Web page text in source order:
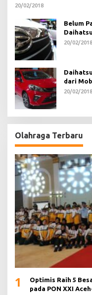
20/02/2018
Belum
20/02/2018
dari
20/02/2018
Olahraga Terbaru
1
Optimis Raih 5
pada PON XXI